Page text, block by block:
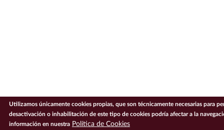
Utilizamos únicamente cookies propias, que son técnicamente necesarias para
desactivación o inhabilitación de este tipo de cookies podría afectar a la
información en nuestra Política de Cookies